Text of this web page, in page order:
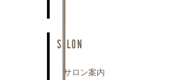
SALON
サロン案内